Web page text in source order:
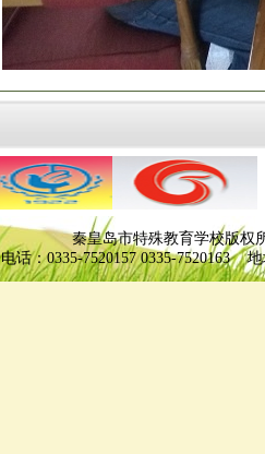
秦皇岛市特殊教育学校版
电话：0335-7520157 0335-7520163